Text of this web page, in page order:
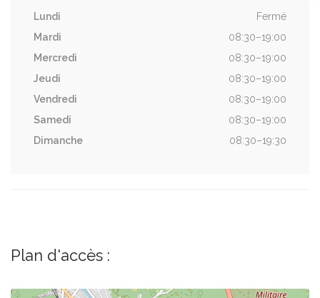
Lundi
Fermé
Mardi
08:30–19:00
Mercredi
08:30–19:00
Jeudi
08:30–19:00
Vendredi
08:30–19:00
Samedi
08:30–19:00
Dimanche
08:30–19:30
Plan d'accès :